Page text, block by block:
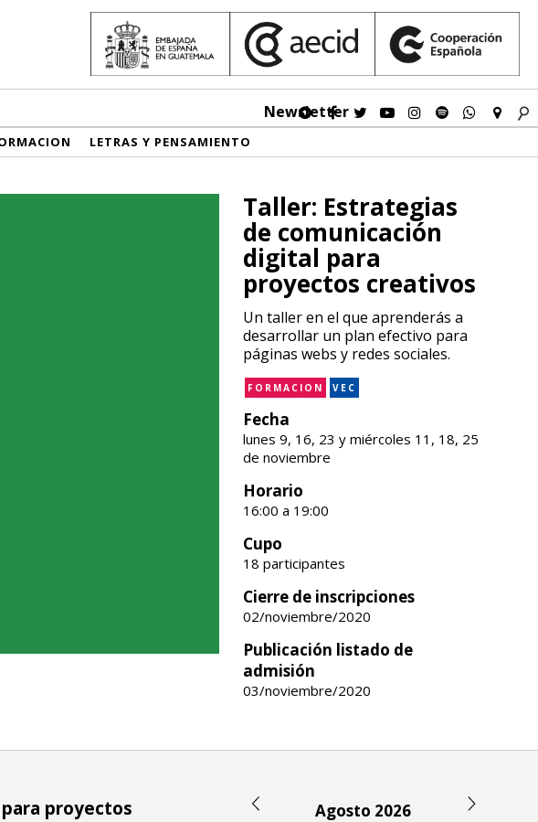
Newsletter
LETRAS Y PENSAMIENTO
Taller: Estrategias
de comunicación
digital para
proyectos creativos
Un taller en el que aprenderás a
desarrollar un plan efectivo para
páginas webs y redes sociales.
FORMACION VEC
Fecha
lunes 9, 16, 23 y miércoles 11, 18, 25
de noviembre
Horario
16:00 a 19:00
Cupo
18 participantes
Cierre de inscripciones
02/noviembre/2020
Publicación listado de
admisión
03/noviembre/2020
proyectos
Agosto 2026